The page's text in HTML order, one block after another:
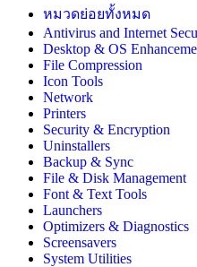
หมวดย่อยทั้งหมด
Antivirus and Internet
Desktop & OS
File Compression
Icon Tools
Network
Printers
Security & Encryption
Uninstallers
Backup & Sync
File & Disk Management
Font & Text Tools
Launchers
Optimizers & Diagnostics
Screensavers
System Utilities